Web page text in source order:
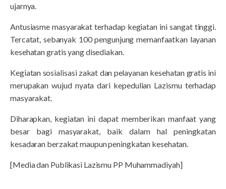
ujarnya.
Antusiasme masyarakat terhadap kegiatan ini sangat tinggi.
Tercatat, sebanyak 100 pengunjung memanfaatkan layanan
kesehatan gratis yang disediakan.
Kegiatan sosialisasi zakat dan pelayanan kesehatan gratis ini
merupakan wujud nyata dari kepedulian Lazismu terhadap
masyarakat.
Diharapkan, kegiatan ini dapat memberikan manfaat yang
besar bagi masyarakat, baik dalam hal peningkatan
kesadaran berzakat maupun peningkatan kesehatan.
[Media dan Publikasi Lazismu PP Muhammadiyah]